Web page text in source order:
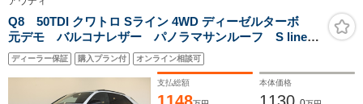
Q8 50TDI クワトロ Sライン 4WD ディーゼルターボ
元デモ バルコナレザー パノラマサンルーフ S lineパ
ッケージ コンフォートアシスタンスパッケージ ルー
フレール ダークAudi rings & ブラックスタイリングパ
ディーラー保証 購入プラン付 オンライン相談可
支払総額 本体価格